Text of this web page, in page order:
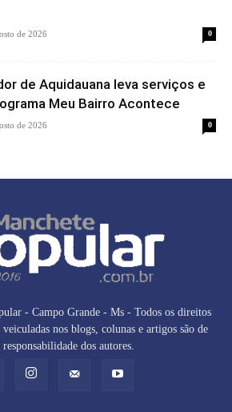
de 2026 0
de Aquidauana leva serviços e
Meu Bairro Acontece
de 2026 0
- Campo Grande - Ms - Todos os direitos
nos blogs, colunas e artigos são de
dos autores.